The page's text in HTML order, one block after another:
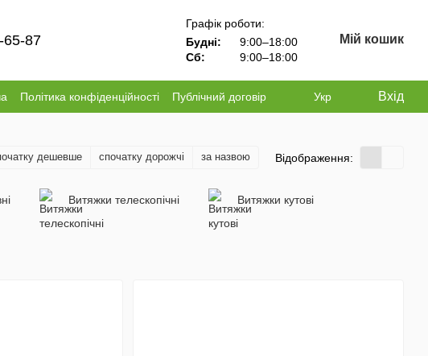
65-87
Графік роботи:
Будні:
9:00–18:00
Сб:
9:00–18:00
Мій кошик
Політика конфіденційності Публічний договір Укр Вхід
дешевше спочатку дорожчі за назвою Відображення:
Витяжки телескопічні Витяжки кутові